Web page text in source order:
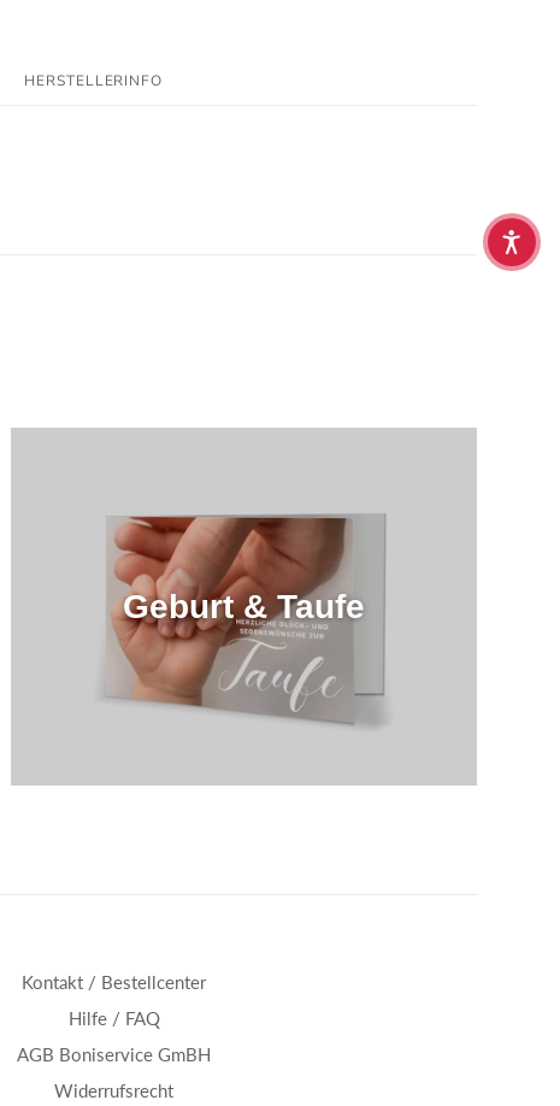
HERSTELLERINFO
Geburt & Taufe
Kontakt / Bestellcenter
Hilfe / FAQ
AGB Boniservice GmBH
Widerrufsrecht